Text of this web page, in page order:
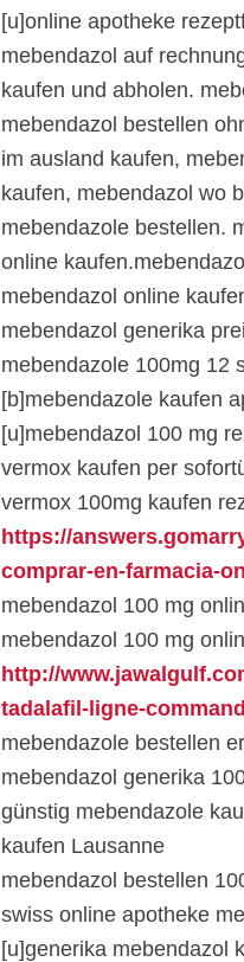
[u]online apotheke
mebendazol auf
kaufen und abholen.
mebendazol bestellen
im ausland kaufen,
kaufen, mebendazol wo
mebendazole bestellen.
online
mebendazol online
mebendazol generika
mebendazole 100mg 12
[b]mebendazole kaufen
[u]mebendazol 100 mg
vermox kaufen per
vermox 100mg kaufen
https://
comprar-en-farmacia-
mebendazol 100 mg
mebendazol 100 mg
http://
tadalafil-ligne-
mebendazole bestellen
mebendazol generika
günstig mebendazole
kaufen Lausanne
mebendazol bestellen
swiss online apotheke
[u]generika mebendazol